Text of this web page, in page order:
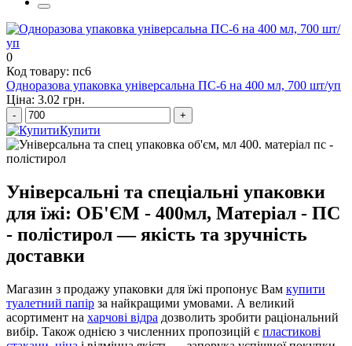
підкладка з всп
0
Код товару: пс6
Одноразова упаковка універсальна ПС-6 на 400 мл, 700 шт/уп
Ціна: 3.02 грн.
- +
Купити
Універсальні та спеціальні упаковки
для їжі: ОБ'ЄМ - 400мл, Матеріал - ПС
- полістирол — якість та зручність
доставки
Магазин з продажу упаковки для їжі пропонує Вам купити
туалетний папір за найкращими умовами. А великий
асортимент на харчові відра дозволить зробити раціональний
вибір. Також однією з численних пропозицій є пластикові